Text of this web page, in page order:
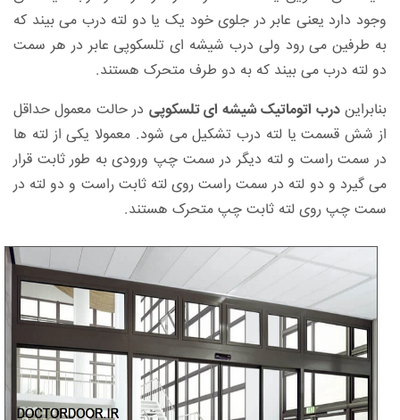
وجود دارد یعنی عابر در جلوی خود یک یا دو لته درب می بیند که
به طرفین می رود ولی درب شیشه ای تلسکوپی عابر در هر سمت
دو لته درب می بیند که به دو طرف متحرک هستند.
بنابرایندرب اتوماتیک شیشه ای تلسکوپی در حالت معمول حداقل
از شش قسمت یا لته درب تشکیل می شود. معمولا یکی از لته ها
در سمت راست و لته دیگر در سمت چپ ورودی به طور ثابت قرار
می گیرد و دو لته در سمت راست روی لته ثابت راست و دو لته در
سمت چپ روی لته ثابت چپ متحرک هستند.